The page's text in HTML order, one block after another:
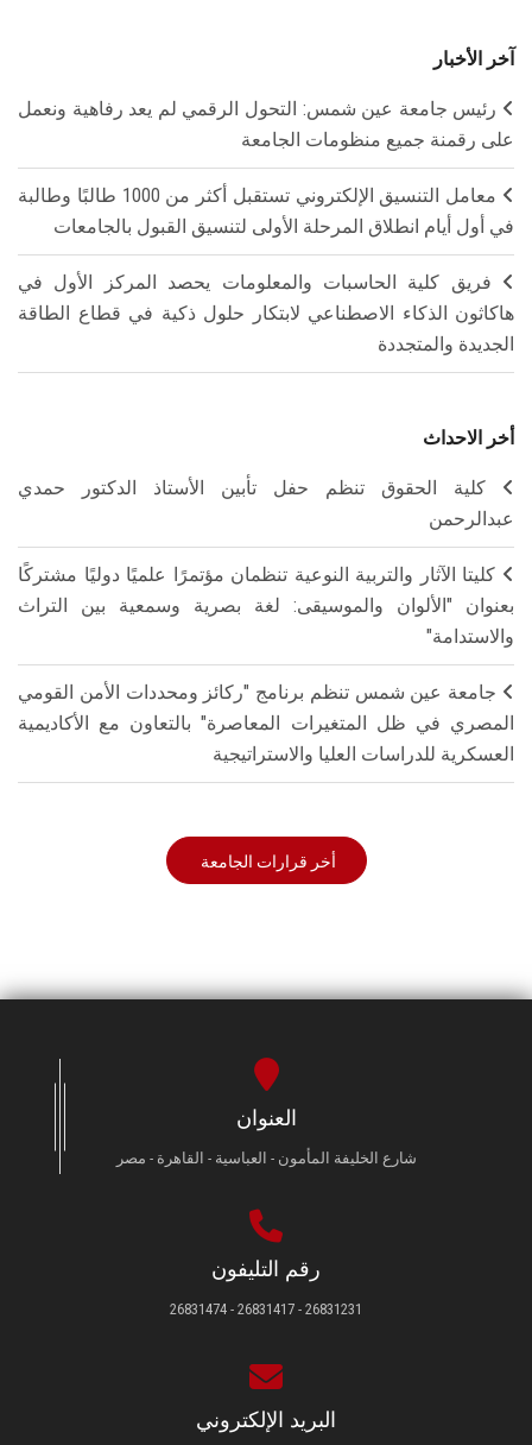
آخر الأخبار
رئيس جامعة عين شمس: التحول الرقمي لم يعد رفاهية ونعمل
على رقمنة جميع منظومات الجامعة
معامل التنسيق الإلكتروني تستقبل أكثر من 1000 طالبًا وطالبة
في أول أيام انطلاق المرحلة الأولى لتنسيق القبول بالجامعات
فريق كلية الحاسبات والمعلومات يحصد المركز الأول في
هاكاثون الذكاء الاصطناعي لابتكار حلول ذكية في قطاع الطاقة
الجديدة والمتجددة
أخر الاحداث
كلية الحقوق تنظم حفل تأبين الأستاذ الدكتور حمدي
عبدالرحمن
كليتا الآثار والتربية النوعية تنظمان مؤتمرًا علميًا دوليًا مشتركًا
بعنوان "الألوان والموسيقى: لغة بصرية وسمعية بين التراث
والاستدامة"
جامعة عين شمس تنظم برنامج "ركائز ومحددات الأمن القومي
المصري في ظل المتغيرات المعاصرة" بالتعاون مع الأكاديمية
العسكرية للدراسات العليا والاستراتيجية
أخر قرارات الجامعة
العنوان
شارع الخليفة المأمون - العباسية - القاهرة - مصر
رقم التليفون
26831231 - 26831417 - 26831474
البريد الإلكتروني